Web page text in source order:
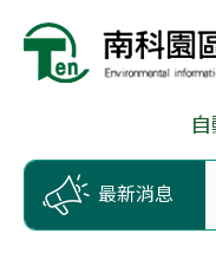
最新消息